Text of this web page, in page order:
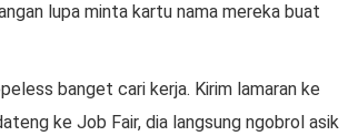
lupa minta kartu nama mereka buat
banget cari kerja. Kirim lamaran ke
ke Job Fair, dia langsung ngobrol asik